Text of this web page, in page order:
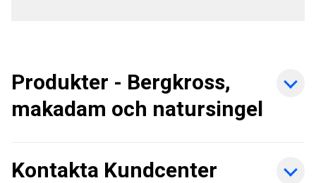
Produkter - Bergkross,
makadam och natursingel
Kontakta Kundcenter